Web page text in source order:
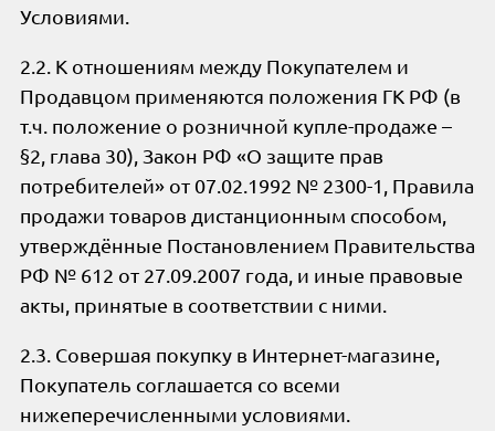
Условиями.
2.2. К отношениям между Покупателем и
Продавцом применяются положения ГК РФ (в
т.ч. положение о розничной купле-продаже –
§2, глава 30), Закон РФ «О защите прав
потребителей» от 07.02.1992 № 2300-1, Правила
продажи товаров дистанционным способом,
утверждённые Постановлением Правительства
РФ № 612 от 27.09.2007 года, и иные правовые
акты, принятые в соответствии с ними.
2.3. Совершая покупку в Интернет-магазине,
Покупатель соглашается со всеми
нижеперечисленными условиями.